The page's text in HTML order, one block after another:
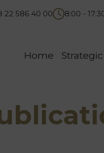
22 586 40 00 8:00 -
Home